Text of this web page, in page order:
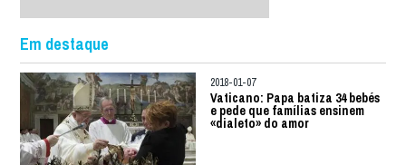
Em destaque
2018-01-07
Vaticano: Papa batiza 34 bebés
e pede que famílias ensinem
«dialeto» do amor